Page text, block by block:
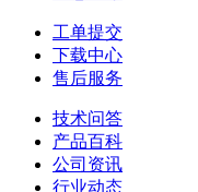
工单提交
下载中心
售后服务
技术问答
产品百科
公司资讯
行业动态